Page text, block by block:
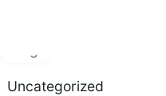
Uncategorized